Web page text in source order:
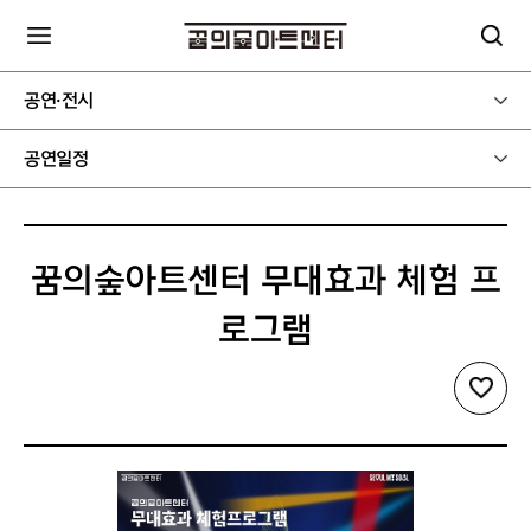
공연·전시
공연일정
꿈의숲아트센터 무대효과 체험 프
로그램